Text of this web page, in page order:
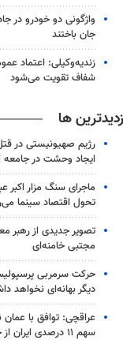
جان باختند
زندیه‌وکیلی: اعتماد
شفاف تقویت می‌شود
ها
رژیم صهیونیستی در
ایجاد وحشت در
ماجرای سنگ مزار اکبر
تحول اقتصاد سینما
تصویر جدیدی از رهبر
مجتبی خامنه‌ای
حرکت سرمربی پرسپولیس
دیگر بهانه‌ای نخواهد
عراقچی: توافق با
سهم ۱۱ درصدی ایران از خزر